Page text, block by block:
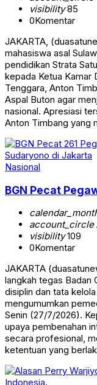
visibility85
0Komentar
JAKARTA,
mahasiswa asal
pendidikan Strata
kepada Ketua Kamar
Tenggara, Anton
Aspal Buton agar
nasional. Apresiasi
Anton Timbang yang
Nasional
BGN Pecat
account_circle
visibility109
0Komentar
JAKARTA
langkah tegas Badan
disiplin dan tata
mengumumkan
Senin (27/7/2026).
upaya pembenahan
secara profesional,
ketentuan yang